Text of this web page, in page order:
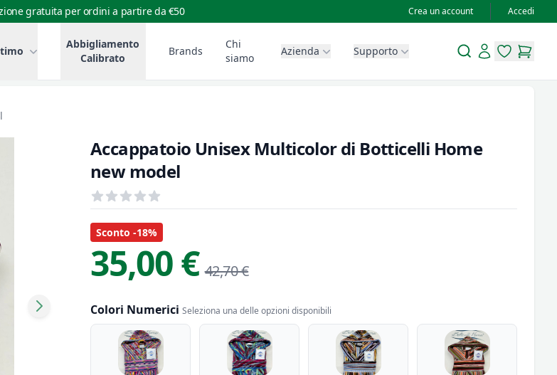
gratuita per ordini a partire da €50 Crea un account Accedi
Abbigliamento
Calibrato
Brands
Chi
siamo
Azienda Supporto SearchAccount
items in
items
Accappatoio Unisex Multicolor di Botticelli Home
new model
Recensioni
out of 5 stars
Informazioni Prodotto
Descrizione riassuntiva
Sconto -18%
35,00 € 42,70 €
Colori Numerici Seleziona una delle opzioni disponibili
Colori Numerici